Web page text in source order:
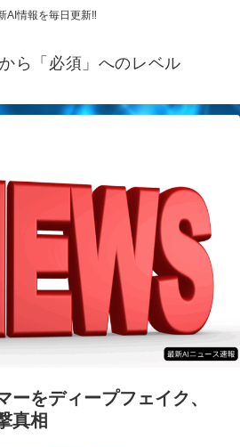
AI情報を毎日更新‼
ら「必須」へのレベル
ーをディープフェイク、
真相